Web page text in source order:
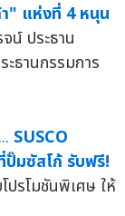
า" แห่งที่ 4 หนุน
น์ ประธาน
ธานกรรมการ
SUSCO
มซัสโก้ รับฟรี!
รโมชันพิเศษ ให้